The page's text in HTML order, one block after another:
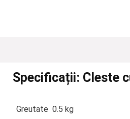
Specificații: Cleste
Greutate 0.5 kg